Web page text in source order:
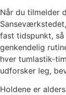
Når du tilmelder
fast tidspunkt,
genkendelig
hver tumlastik-
udforsker leg,
Holdene er